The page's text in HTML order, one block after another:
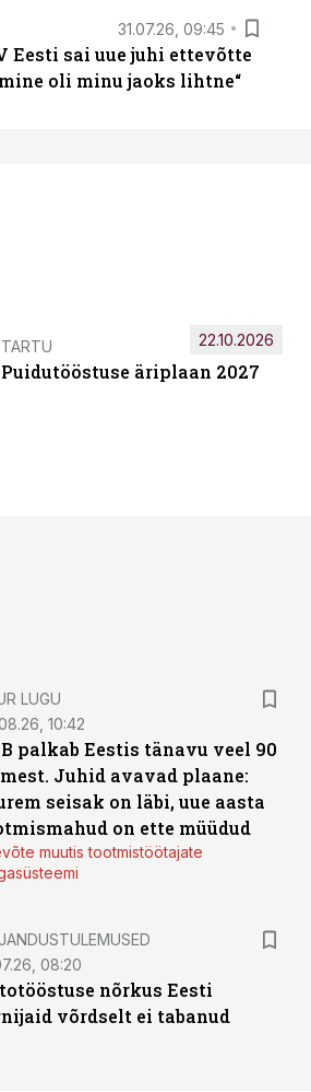
31.07.26, 09:45
Eesti sai uue juhi ettevõtte
oli minu jaoks lihtne“
TARTU
Puidutööstuse äriplaan 2027
22.10.2026
LUGU
10:42
palkab Eestis tänavu veel 90
Juhid avavad plaane:
seisak on läbi, uue aasta
on ette müüdud
muutis tootmistöötajate
08:20
nõrkus Eesti
võrdselt ei tabanud